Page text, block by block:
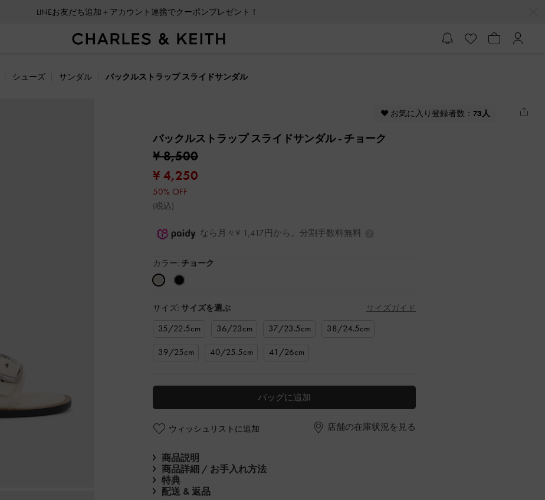
LINEお友だち追加＋アカウント連携でクーポンプレゼント！
シューズ サンダル バックルストラップ スライドサンダル
♥ お気に入り登録者数： 73人
バックルストラップ スライドサンダル- チョーク
¥ 8,500
¥ 4,250
50% OFF
(税込)
なら月々¥ 1,417円から。分割手数料無料
カラー: チョーク
サイズ: サイズを選ぶ サイズガイド
35/22.5cm 36/23cm 37/23.5cm
38/24.5cm
39/25cm
40/25.5cm 41/26cm
バッグに追加
ウィッシュリストに追加 店舗の在庫状況を見る
商品説明
商品詳細 / お手入れ方法
特典
配送 & 返品